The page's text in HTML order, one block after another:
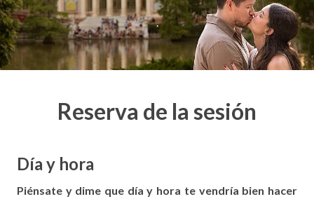
.
Reserva de la sesión
Día y hora
Piénsate y dime que día y hora te vendría bien hacer